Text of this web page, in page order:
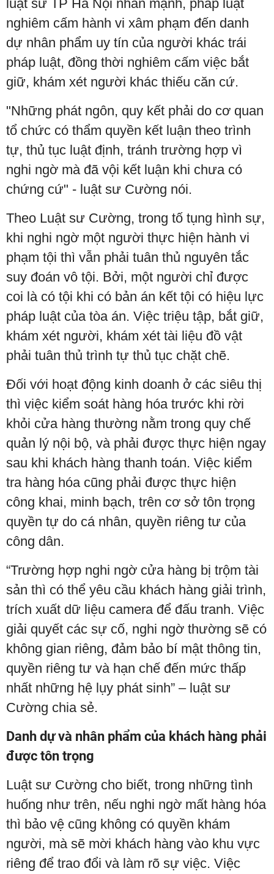
luật sư TP Hà Nội nhấn mạnh, pháp luật
nghiêm cấm hành vi xâm phạm đến danh
dự nhân phẩm uy tín của người khác trái
pháp luật, đồng thời nghiêm cấm việc bắt
giữ, khám xét người khác thiếu căn cứ.
"Những phát ngôn, quy kết phải do cơ quan
tổ chức có thẩm quyền kết luận theo trình
tự, thủ tục luật định, tránh trường hợp vì
nghi ngờ mà đã vội kết luận khi chưa có
chứng cứ" - luật sư Cường nói.
Theo Luật sư Cường, trong tố tụng hình sự,
khi nghi ngờ một người thực hiện hành vi
phạm tội thì vẫn phải tuân thủ nguyên tắc
suy đoán vô tội. Bởi, một người chỉ được
coi là có tội khi có bản án kết tội có hiệu lực
pháp luật của tòa án. Việc triệu tập, bắt giữ,
khám xét người, khám xét tài liệu đồ vật
phải tuân thủ trình tự thủ tục chặt chẽ.
Đối với hoạt động kinh doanh ở các siêu thị
thì việc kiểm soát hàng hóa trước khi rời
khỏi cửa hàng thường nằm trong quy chế
quản lý nội bộ, và phải được thực hiện ngay
sau khi khách hàng thanh toán. Việc kiểm
tra hàng hóa cũng phải được thực hiện
công khai, minh bạch, trên cơ sở tôn trọng
quyền tự do cá nhân, quyền riêng tư của
công dân.
“Trường hợp nghi ngờ cửa hàng bị trộm tài
sản thì có thể yêu cầu khách hàng giải trình,
trích xuất dữ liệu camera để đấu tranh. Việc
giải quyết các sự cố, nghi ngờ thường sẽ có
không gian riêng, đảm bảo bí mật thông tin,
quyền riêng tư và hạn chế đến mức thấp
nhất những hệ lụy phát sinh” – luật sư
Cường chia sẻ.
Danh dự và nhân phẩm của khách hàng phải
được tôn trọng
Luật sư Cường cho biết, trong những tình
huống như trên, nếu nghi ngờ mất hàng hóa
thì bảo vệ cũng không có quyền khám
người, mà sẽ mời khách hàng vào khu vực
riêng để trao đổi và làm rõ sự việc. Việc